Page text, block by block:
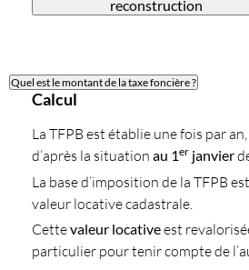
reconstruction
Quel est le montant de la taxe foncière ?
Calcul
La TFPB est établie une fois par
d’après la situation au 1er janvier
La base d’imposition de la TFPB
valeur locative cadastrale.
Cettevaleur locativeest
particulier pour tenir compte de